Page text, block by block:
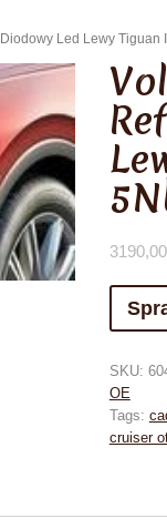
Led Lewy Tiguan
3190,00
SKU:
OE
Tags:
cruiser